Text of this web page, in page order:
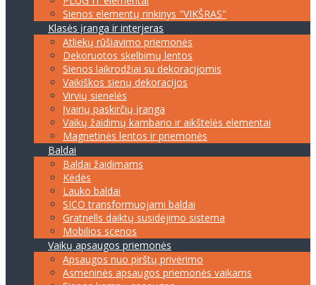
Sienos elementų rinkinys "VIKŠRAS"
Klasės įranga ir interjeras
Atliekų rūšiavimo priemonės
Dekoruotos skelbimų lentos
Sienos laikrodžiai su dekoracijomis
Vaikiškos sienų dekoracijos
Virvių sienelės
Įvairių paskirčių įranga
Vaikų žaidimų kambario ir aikštelės elementai
Magnetinės lentos ir priemonės
Baldai
Baldai žaidimams
Kėdės
Lauko baldai
SICO transformuojami baldai
Gratnells daiktų susidėjimo sistema
Mobilios scenos
Vaikų apsaugos priemonės
Apsaugos nuo pirštų privėrimo
Asmeninės apsaugos priemonės vaikams